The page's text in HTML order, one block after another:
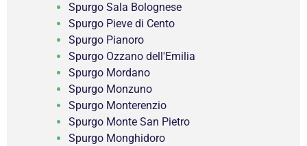
Spurgo Sala Bolognese
Spurgo Pieve di Cento
Spurgo Pianoro
Spurgo Ozzano dell'Emilia
Spurgo Mordano
Spurgo Monzuno
Spurgo Monterenzio
Spurgo Monte San Pietro
Spurgo Monghidoro